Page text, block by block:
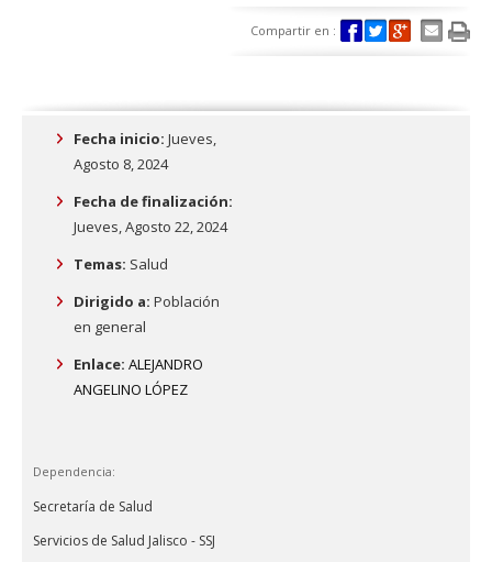
Compartir en :
Fecha inicio: Jueves,
Agosto 8, 2024
Fecha de finalización:
Jueves, Agosto 22, 2024
Temas: Salud
Dirigido a: Población
en general
Enlace: ALEJANDRO
ANGELINO LÓPEZ
Dependencia:
Secretaría de Salud
Servicios de Salud Jalisco - SSJ